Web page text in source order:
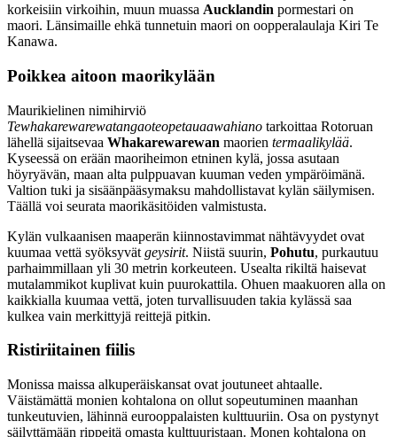
korkeisiin virkoihin, muun muassa Aucklandin pormestari on
maori. Länsimaille ehkä tunnetuin maori on oopperalaulaja Kiri Te
Kanawa.
Poikkea aitoon maorikylään
Maurikielinen nimihirviö
Tewhakarewarewatangaoteopetauaawahiano tarkoittaa Rotoruan
lähellä sijaitsevaa Whakarewarewan maorien termaalikylää.
Kyseessä on erään maoriheimon etninen kylä, jossa asutaan
höyryävän, maan alta pulppuavan kuuman veden ympäröimänä.
Valtion tuki ja sisäänpääsymaksu mahdollistavat kylän säilymisen.
Täällä voi seurata maorikäsitöiden valmistusta.
Kylän vulkaanisen maaperän kiinnostavimmat nähtävyydet ovat
kuumaa vettä syöksyvät geysirit. Niistä suurin, Pohutu, purkautuu
parhaimmillaan yli 30 metrin korkeuteen. Usealta rikiltä haisevat
mutalammikot kuplivat kuin puurokattila. Ohuen maakuoren alla on
kaikkialla kuumaa vettä, joten turvallisuuden takia kylässä saa
kulkea vain merkittyjä reittejä pitkin.
Ristiriitainen fiilis
Monissa maissa alkuperäiskansat ovat joutuneet ahtaalle.
Väistämättä monien kohtalona on ollut sopeutuminen maanhan
tunkeutuvien, lähinnä eurooppalaisten kulttuuriin. Osa on pystynyt
säilyttämään rippeitä omasta kulttuuristaan. Monen kohtalona on